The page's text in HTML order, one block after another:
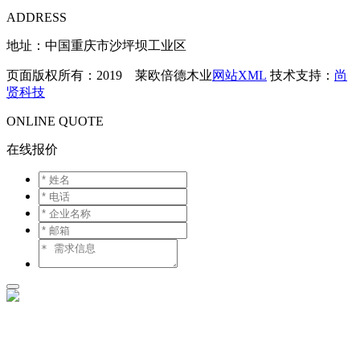
ADDRESS
地址：中国重庆市沙坪坝工业区
页面版权所有：2019 莱欧倍德木业网站XML 技术支持： 尚
贤科技
ONLINE QUOTE
在线报价